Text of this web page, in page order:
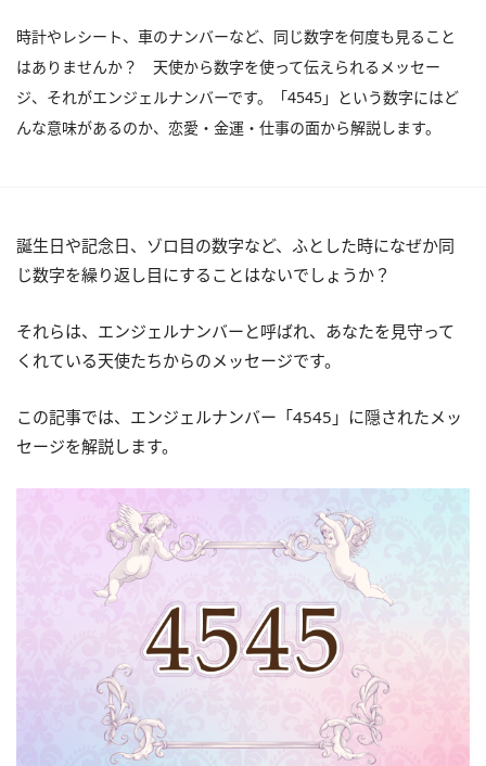
時計やレシート、車のナンバーなど、同じ数字を何度も見ること
はありませんか？ 天使から数字を使って伝えられるメッセー
ジ、それがエンジェルナンバーです。「4545」という数字にはど
んな意味があるのか、恋愛・金運・仕事の面から解説します。
誕生日や記念日、ゾロ目の数字など、ふとした時になぜか同
じ数字を繰り返し目にすることはないでしょうか？
それらは、エンジェルナンバーと呼ばれ、あなたを見守って
くれている天使たちからのメッセージです。
この記事では、エンジェルナンバー「4545」に隠されたメッ
セージを解説します。